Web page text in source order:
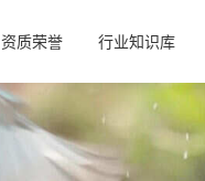
资质荣誉 行业知识库